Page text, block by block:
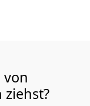
von
ziehst?